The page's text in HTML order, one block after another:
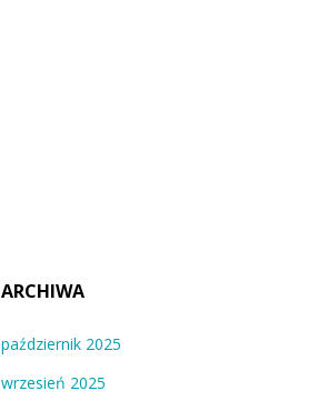
ARCHIWA
październik 2025
wrzesień 2025